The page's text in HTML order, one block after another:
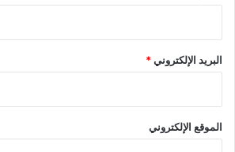
البريد الإلكتروني*
الموقع الإلكتروني